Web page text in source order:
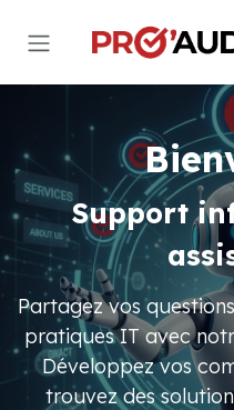
Support
Partagez vos
pratiques IT avec
Développez vos
trouvez des